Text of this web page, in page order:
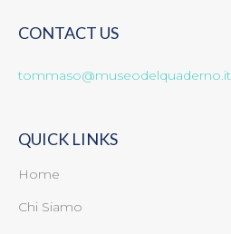
CONTACT US
tommaso@museodelquaderno.it
QUICK LINKS
Home
Chi Siamo